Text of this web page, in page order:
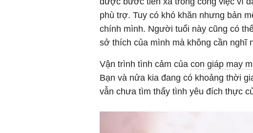
phù trợ. Tuy có khó khăn nhưng bản
chính mình. Người tuổi này cũng có
sở thích của mình mà không cần nghĩ
Vận trình tình cảm của con giáp may
Bạn và nửa kia đang có khoảng thời
vẫn chưa tìm thấy tình yêu đích thực